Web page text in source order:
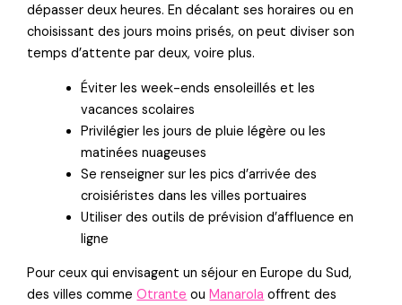
dépasser deux heures. En décalant ses horaires ou en
choisissant des jours moins prisés, on peut diviser son
temps d’attente par deux, voire plus.
Éviter les week-ends ensoleillés et les
vacances scolaires
Privilégier les jours de pluie légère ou les
matinées nuageuses
Se renseigner sur les pics d’arrivée des
croisiéristes dans les villes portuaires
Utiliser des outils de prévision d’affluence en
ligne
Pour ceux qui envisagent un séjour en Europe du Sud,
des villes commeOtrante ouManarola offrent des